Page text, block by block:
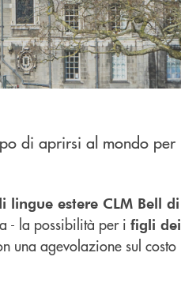
di aprirsi al mondo per
lingue estere CLM Bell di
- la possibilità per i figli dei
una agevolazione sul costo